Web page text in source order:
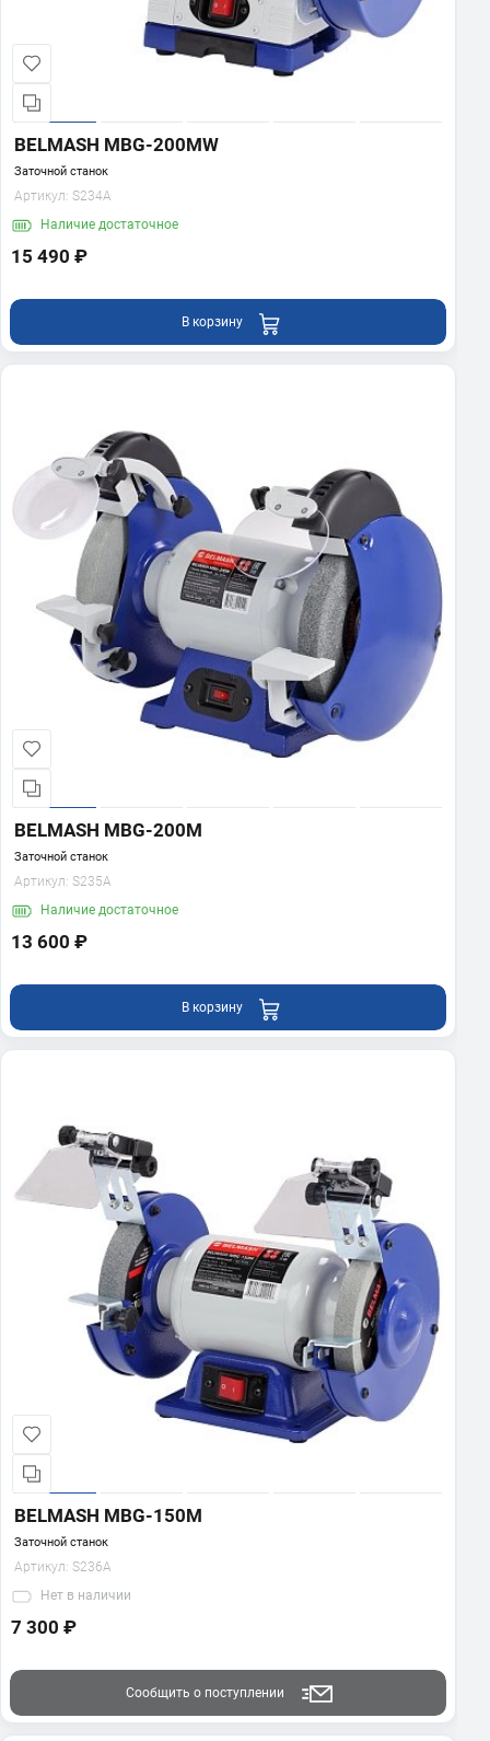
BELMASH MBG-200MW
Заточной станок
Артикул: S234A
Наличие достаточное
15 490 ₽
В корзину
BELMASH MBG-200M
Заточной станок
Артикул: S235A
Наличие достаточное
13 600 ₽
В корзину
BELMASH MBG-150M
Заточной станок
Артикул: S236A
Нет в наличии
7 300 ₽
Сообщить о поступлении